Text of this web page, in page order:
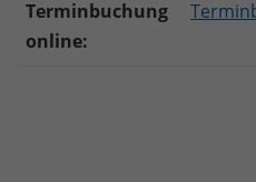
Terminbuchung
online: